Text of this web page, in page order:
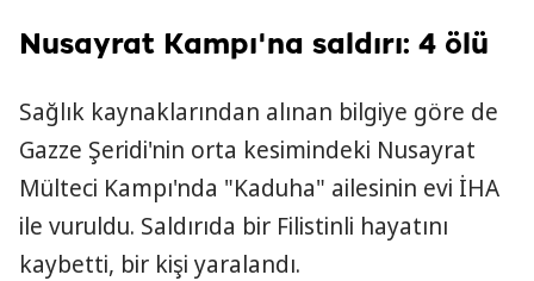
Nusayrat Kampı'na saldırı: 4 ölü
Sağlık kaynaklarından alınan bilgiye göre de
Gazze Şeridi'nin orta kesimindeki Nusayrat
Mülteci Kampı'nda "Kaduha" ailesinin evi İHA
ile vuruldu. Saldırıda bir Filistinli hayatını
kaybetti, bir kişi yaralandı.